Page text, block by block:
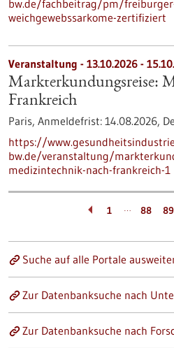
bw.de/fachbeitrag/pm/
weichgewebssarkome-zertifiziert
Veranstaltung - 13.10.2026 -
Markterkundungsreise:
Frankreich
Paris, Anmeldefrist: 14.08.2026,
https://
bw.de/veranstaltung/
medizintechnik-nach-frankreich-1
1 … 88 89
Suche auf alle Portale
Zur Datenbanksuche nach
Zur Datenbanksuche nach